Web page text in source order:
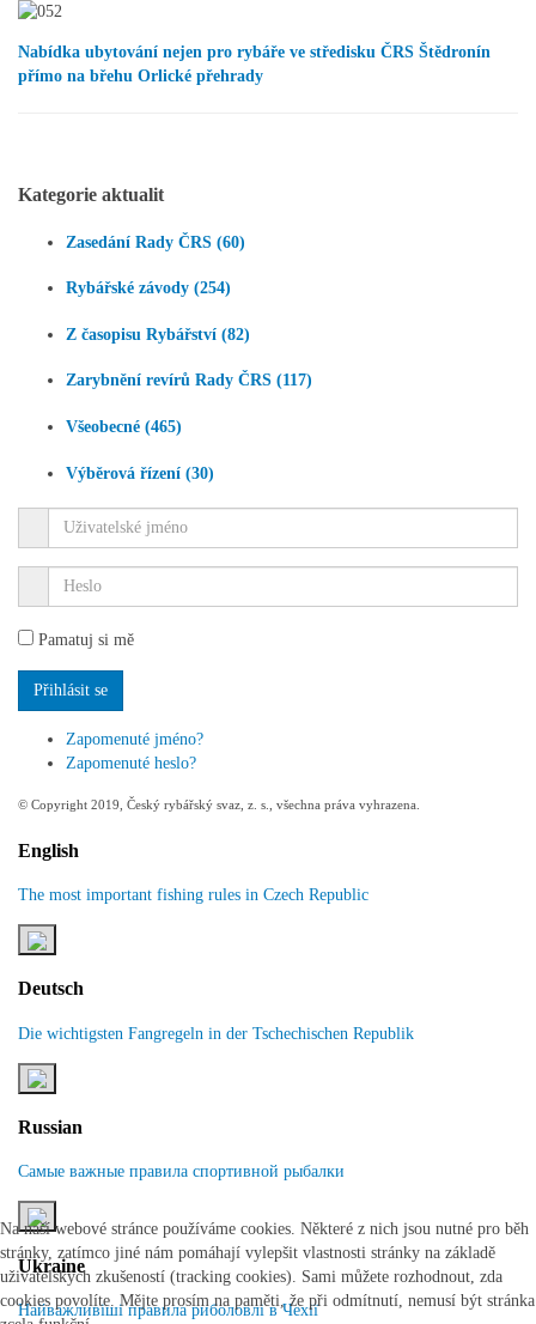
Nabídka ubytování nejen pro rybáře ve středisku ČRS Štědronín
přímo na břehu Orlické přehrady
Kategorie aktualit
Zasedání Rady ČRS (60)
Rybářské závody (254)
Z časopisu Rybářství (82)
Zarybnění revírů Rady ČRS (117)
Všeobecné (465)
Výběrová řízení (30)
Pamatuj si mě
Zapomenuté jméno?
Zapomenuté heslo?
© Copyright 2019, Český rybářský svaz, z. s., všechna práva vyhrazena.
English
The most important fishing rules in Czech Republic
Deutsch
Die wichtigsten Fangregeln in der Tschechischen Republik
Russian
Самые важные правила спортивной рыбалки
Ukraine
Найважливіші правила риболовлі в Чехії
Na naší webové stránce používáme cookies. Některé z nich jsou nutné pro běh
stránky, zatímco jiné nám pomáhají vylepšit vlastnosti stránky na základě
uživatelských zkušeností (tracking cookies). Sami můžete rozhodnout, zda
cookies povolíte. Mějte prosím na paměti, že při odmítnutí, nemusí být stránka